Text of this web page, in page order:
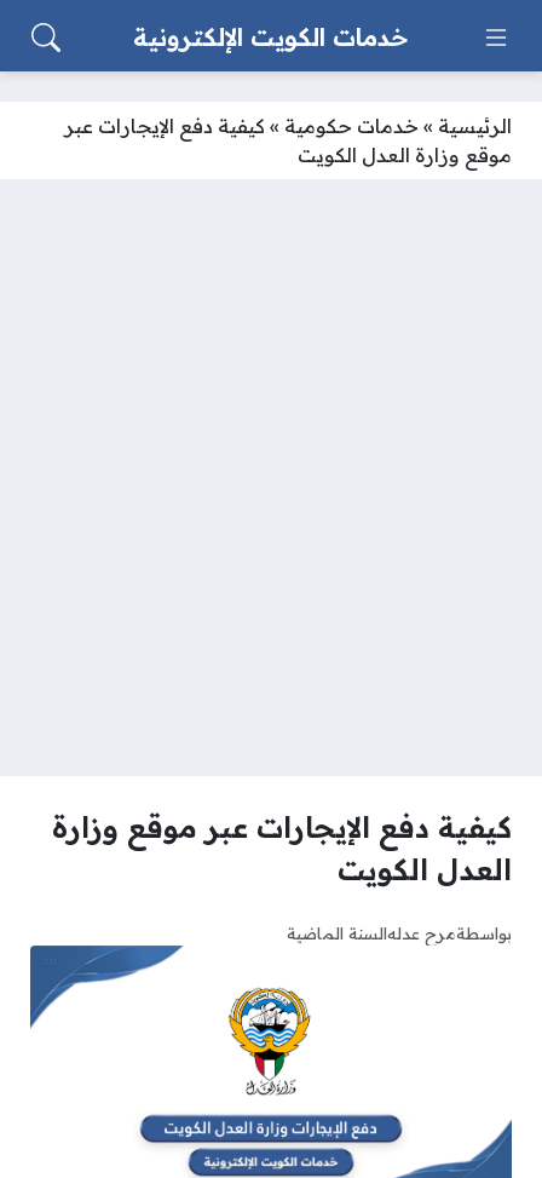
خدمات الكويت الإلكترونية
الرئيسية » خدمات حكومية » كيفية دفع الإيجارات عبر
موقع وزارة العدل الكويت
كيفية دفع الإيجارات عبر موقع وزارة
العدل الكويت
بواسطةمرح عدلهالسنة الماضية